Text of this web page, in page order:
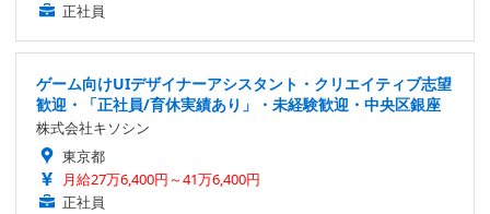
正社員
ゲーム向けUIデザイナーアシスタント・クリエイティブ志望
歓迎・「正社員/育休実績あり」・未経験歓迎・中央区銀座
株式会社キソシン
東京都
月給27万6,400円～41万6,400円
正社員